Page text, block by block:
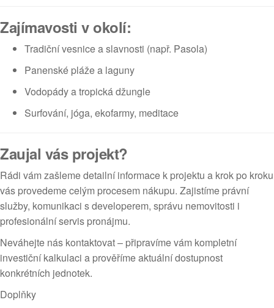
Zajímavosti v okolí:
Tradiční vesnice a slavnosti (např. Pasola)
Panenské pláže a laguny
Vodopády a tropická džungle
Surfování, jóga, ekofarmy, meditace
Zaujal vás projekt?
Rádi vám zašleme detailní informace k projektu a krok po kroku
vás provedeme celým procesem nákupu. Zajistíme právní
služby, komunikaci s developerem, správu nemovitosti i
profesionální servis pronájmu.
Neváhejte nás kontaktovat – připravíme vám kompletní
investiční kalkulaci a prověříme aktuální dostupnost
konkrétních jednotek.
Doplňky